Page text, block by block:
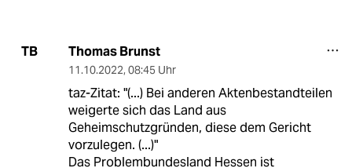
TB Thomas Brunst
11.10.2022, 08:45 Uhr
taz-Zitat: "(...) Bei anderen Aktenbestandteilen
weigerte sich das Land aus
Geheimschutzgründen, diese dem Gericht
vorzulegen. (...)"
Das Problembundesland Hessen ist